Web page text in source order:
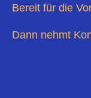
Bereit für die
Dann nehmt